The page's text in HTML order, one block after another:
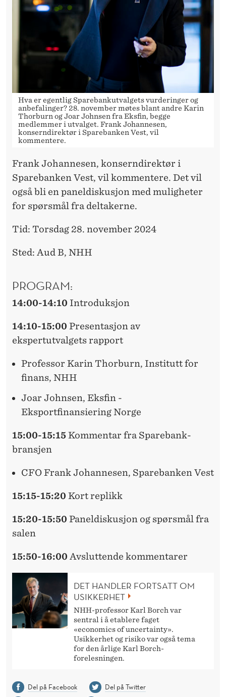
Hva er egentlig Sparebankutvalgets vurderinger og
anbefalinger? 28. november møtes blant andre Karin
Thorburn og Joar Johnsen fra Eksfin, begge
medlemmer i utvalget. Frank Johannesen,
konserndirektør i Sparebanken Vest, vil
kommentere.
Frank Johannesen, konserndirektør i
Sparebanken Vest, vil kommentere. Det vil
også bli en paneldiskusjon med muligheter
for spørsmål fra deltakerne.
Tid: Torsdag 28. november 2024
Sted: Aud B, NHH
PROGRAM:
14:00-14:10 Introduksjon
14:10-15:00 Presentasjon av
ekspertutvalgets rapport
Professor Karin Thorburn, Institutt for
finans, NHH
Joar Johnsen, Eksfin -
Eksportfinansiering Norge
15:00-15:15Kommentar fra Sparebank-
bransjen
CFO Frank Johannesen, Sparebanken Vest
15:15-15:20 Kort replikk
15:20-15:50 Paneldiskusjon og spørsmål fra
salen
15:50-16:00 Avsluttende kommentarer
DET HANDLER FORTSATT OM
USIKKERHET
NHH-professor Karl Borch var
sentral i å etablere faget
«economics of uncertainty».
Usikkerhet og risiko var også tema
for den årlige Karl Borch-
forelesningen.
Del på Facebook
Del på Twitter